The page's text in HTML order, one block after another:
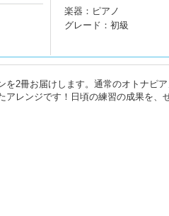
楽器：ピアノ
グレード：初級
2冊お届けします。通常のオトナピア
レンジです！日頃の練習の成果を、